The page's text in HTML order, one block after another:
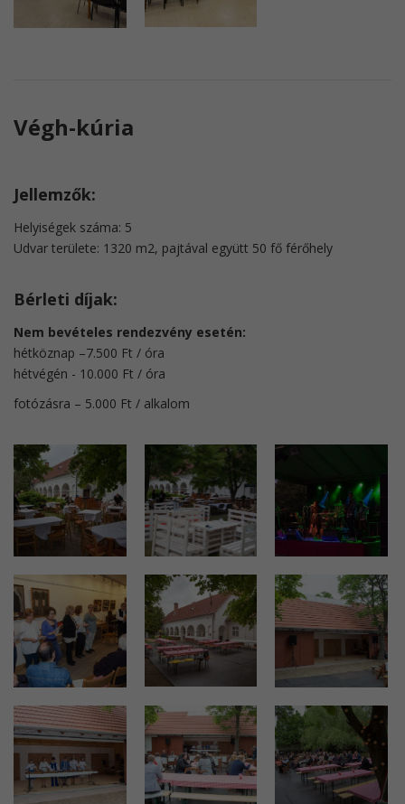
Végh-kúria
Jellemzők:
Helyiségek száma: 5
Udvar területe: 1320 m2, pajtával együtt 50 fő férőhely
Bérleti díjak:
Nem bevételes rendezvény esetén:
hétköznap –7.500 Ft / óra
​hétvégén - 10.000 Ft / óra
fotózásra – 5.000 Ft / alkalom